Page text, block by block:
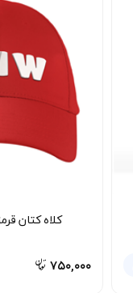
کلاه کتان
۷۵۰,۰۰۰